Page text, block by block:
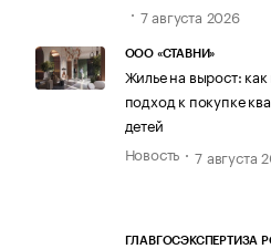
7 августа 2026
ООО «СТАВНИ»
Жилье на вырост: как
подход к покупке
детей
Новость
7 августа
ГЛАВГОСЭКСПЕРТИЗА